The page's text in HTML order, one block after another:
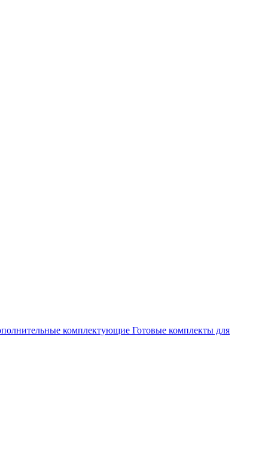
комплектующие Готовые комплекты для